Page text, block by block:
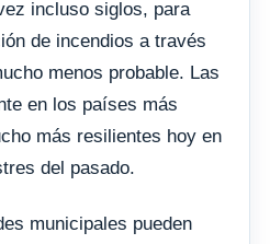
incluso siglos, para
de incendios a través
menos probable. Las
en los países más
más resilientes hoy en
del pasado.
municipales pueden